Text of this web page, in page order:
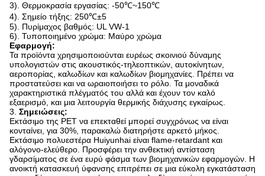
3). Θερμοκρασία εργασίας: -50℃~150℃
4). Σημείο τήξης: 250℃±5
5). Πυρίμαχος βαθμός: UL VW-1
6). Τυποποιημένο χρώμα: Μαύρο χρώμα
Εφαρμογή:
Τα προϊόντα χρησιμοποιούνται ευρέως σκοινιού δύναμης
υπολογιστών στις ακουστικός-τηλεοπτικών, αυτοκίνητων,
αεροπορίας, καλωδίων και καλωδίων βιομηχανίες. Πρέπει να
προστατεύσει και να ωραιοποιήσει το ρόλο. Τα μοναδικά
χαρακτηριστικά πλέγματός του αλλά και έχουν τον καλό
εξαερισμό, και μια λειτουργία θερμικής διάχυσης εγκαίρως.
3. Σημειώσεις:
Εκτάσιμο της PET να επεκταθεί μπορεί συγχρόνως να είναι
κονταίνει, για 30%, παρακαλώ διατηρήστε αρκετό μήκος.
Εκτάσιμο πολυεστέρα Huiyunhai είναι flame-retardant και
αλόγονο-ελεύθερο. Προσφέρει την ανθεκτική αντίσταση
γδαρσίματος σε ένα ευρύ φάσμα των βιομηχανικών εφαρμογών. Η
ανοικτή κατασκευή ύφανσης επιτρέπει σε μια εύκολη εγκατάσταση